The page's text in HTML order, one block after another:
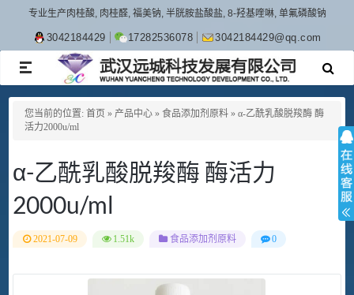
专业生产肉桂酸, 肉桂醛, 福美钠, 半胱胺盐酸盐, 8-羟基喹啉, 单氟磷酸钠
3042184429 17282536078 3042184429@qq.com
TOGGLE
NAVIGATION
您当前的位置: 首页 » 产品中心 » 食品添加剂原料 » α-乙酰乳酸脱羧酶 酶
活力2000u/ml
α-乙酰乳酸脱羧酶 酶活力
2000u/ml
2021-07-09 1.51k 食品添加剂原料 0